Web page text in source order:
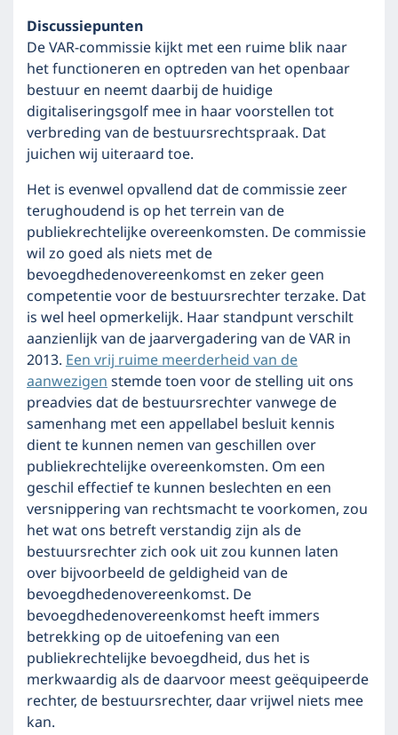
Discussiepunten
De VAR-commissie kijkt met een ruime blik naar
het functioneren en optreden van het openbaar
bestuur en neemt daarbij de huidige
digitaliseringsgolf mee in haar voorstellen tot
verbreding van de bestuursrechtspraak. Dat
juichen wij uiteraard toe.
Het is evenwel opvallend dat de commissie zeer
terughoudend is op het terrein van de
publiekrechtelijke overeenkomsten. De commissie
wil zo goed als niets met de
bevoegdhedenovereenkomst en zeker geen
competentie voor de bestuursrechter terzake. Dat
is wel heel opmerkelijk. Haar standpunt verschilt
aanzienlijk van de jaarvergadering van de VAR in
2013.Een vrij ruime meerderheid van de
aanwezigenstemde toen voor de stelling uit ons
preadvies dat de bestuursrechter vanwege de
samenhang met een appellabel besluit kennis
dient te kunnen nemen van geschillen over
publiekrechtelijke overeenkomsten. Om een
geschil effectief te kunnen beslechten en een
versnippering van rechtsmacht te voorkomen, zou
het wat ons betreft verstandig zijn als de
bestuursrechter zich ook uit zou kunnen laten
over bijvoorbeeld de geldigheid van de
bevoegdhedenovereenkomst. De
bevoegdhedenovereenkomst heeft immers
betrekking op de uitoefening van een
publiekrechtelijke bevoegdheid, dus het is
merkwaardig als de daarvoor meest geëquipeerde
rechter, de bestuursrechter, daar vrijwel niets mee
kan.